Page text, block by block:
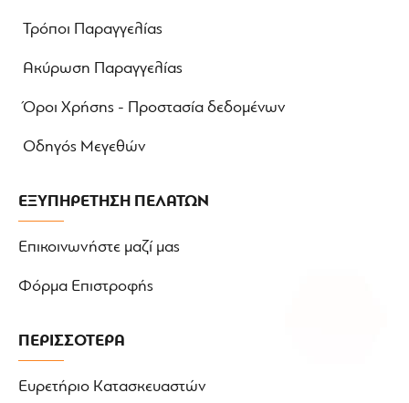
Όλα τα εσωτερικά μαξιλάρια έχουν δυνατότητα
αφαίρεσης και πλυσίματος
Αναμονές για τοποθέτηση ενδοεπικοινωνίας
Αποσπώμενο υποσιάγωνο και επιρρίνιο
Πληρεί προδιαγραφές ασφαλείας ECE 22-06
Κράνος
Επιρρίνιο
Θήκη κράνους
Λάδι σιλικόνης
Οδηγίες χρήσεως
Τρόποι Παραγγελίας
Ακύρωση Παραγγελίας
Όροι Χρήσης - Προστασία δεδομένων
Οδηγός Μεγεθών
ΕΞΥΠΗΡΕΤΗΣΗ ΠΕΛΑΤΩΝ
Επικοινωνήστε μαζί μας
Φόρμα Επιστροφής
ΠΕΡΙΣΣΟΤΕΡΑ
Ευρετήριο Κατασκευαστών